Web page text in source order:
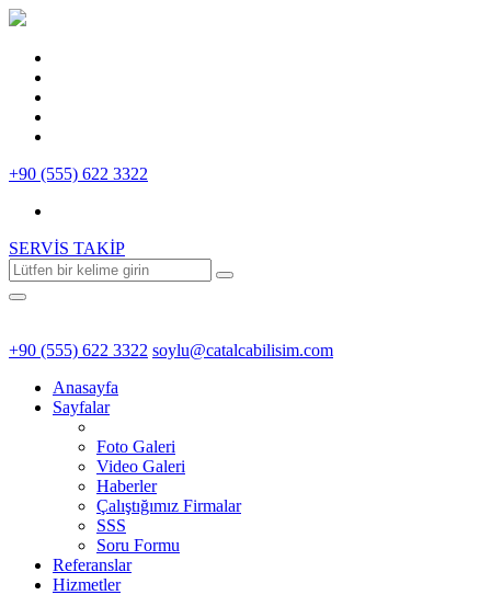
+90 (555) 622 3322
SERVİS TAKİP
+90 (555) 622 3322 soylu@catalcabilisim.com
Anasayfa
Sayfalar
Foto Galeri
Video Galeri
Haberler
Çalıştığımız Firmalar
SSS
Soru Formu
Referanslar
Hizmetler